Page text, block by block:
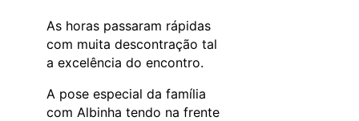
As horas passaram rápidas
com muita descontração tal
a excelência do encontro.
A pose especial da família
com Albinha tendo na frente